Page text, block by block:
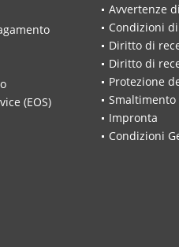
(EOS)
Avvertenze
Condizioni
Diritto di
Diritto di
Protezione
Impronta
Condizioni